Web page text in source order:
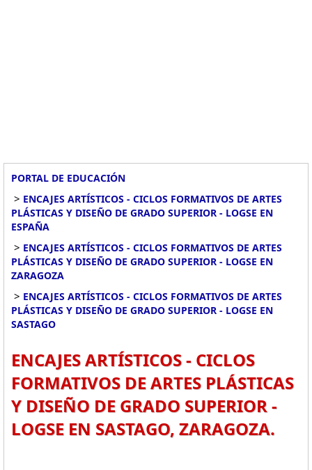
PORTAL DE EDUCACIÓN
> ENCAJES ARTÍSTICOS - CICLOS FORMATIVOS DE ARTES
PLÁSTICAS Y DISEÑO DE GRADO SUPERIOR - LOGSE EN
ESPAÑA
> ENCAJES ARTÍSTICOS - CICLOS FORMATIVOS DE ARTES
PLÁSTICAS Y DISEÑO DE GRADO SUPERIOR - LOGSE EN
ZARAGOZA
> ENCAJES ARTÍSTICOS - CICLOS FORMATIVOS DE ARTES
PLÁSTICAS Y DISEÑO DE GRADO SUPERIOR - LOGSE EN
SASTAGO
ENCAJES ARTÍSTICOS - CICLOS
FORMATIVOS DE ARTES PLÁSTICAS
Y DISEÑO DE GRADO SUPERIOR -
LOGSE EN SASTAGO, ZARAGOZA.